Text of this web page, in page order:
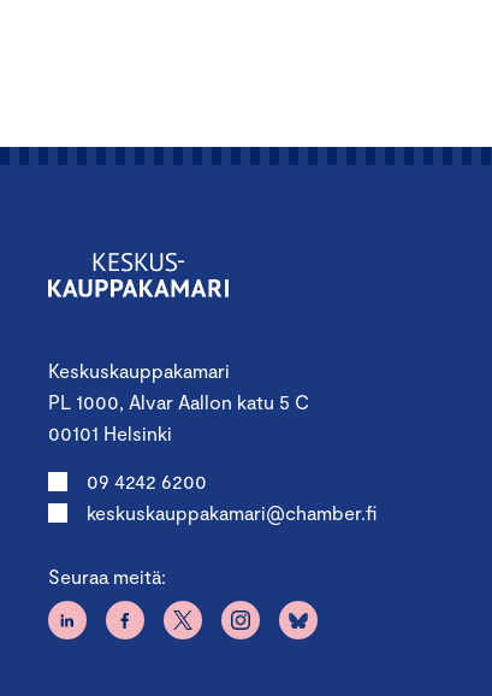
Keskuskauppakamari
PL 1000, Alvar Aallon katu 5 C
00101 Helsinki
09 4242 6200
keskuskauppakamari@chamber.fi
Seuraa meitä: